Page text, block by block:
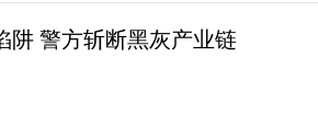
阱 警方斩断黑灰产业链